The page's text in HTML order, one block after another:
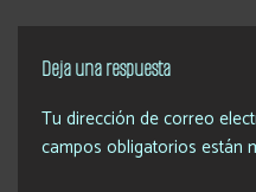
Deja una respuesta
Tu dirección de correo
campos obligatorios están